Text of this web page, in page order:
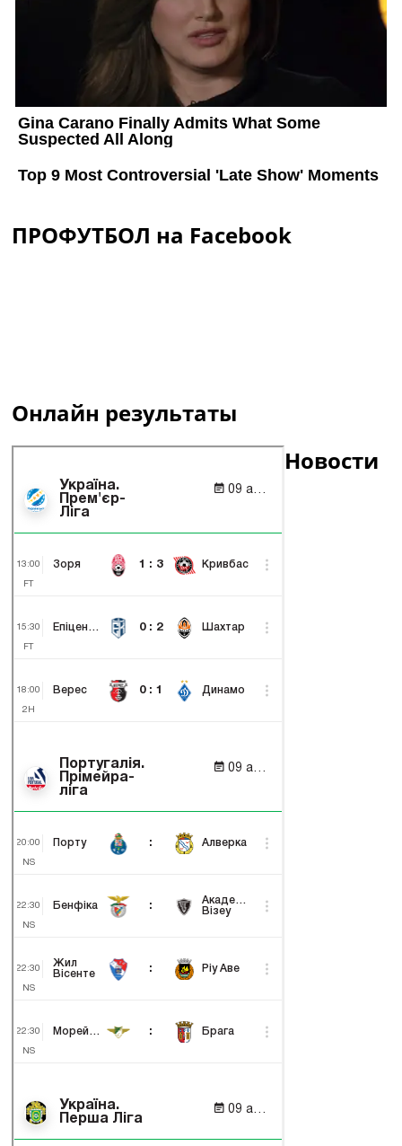
ПРОФУТБОЛ на Facebook
Онлайн результаты
Новости